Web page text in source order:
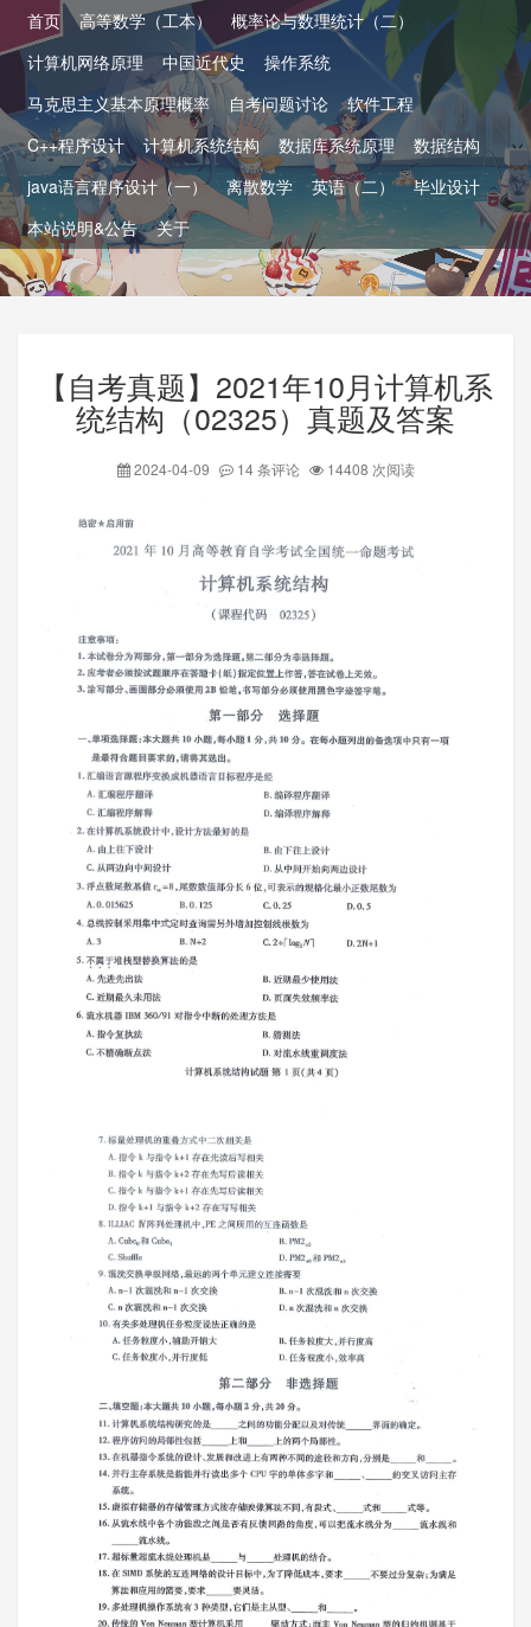
首页 高等数学（工本）
概率论与数理统计（二）
计算机网络原理
中国近代史
操作系统
马克思主义基本原理概率
自考问题讨论
软件工程
C++程序设计
计算机系统结构 数据库系统原理
数据结构
java语言程序设计（一）
离散数学 英语（二）
毕业设计
本站说明&公告
关于
【自考真题】2021年10月计算机系
统结构（02325）真题及答案
2024-04-09 14 条评论 14408 次阅读